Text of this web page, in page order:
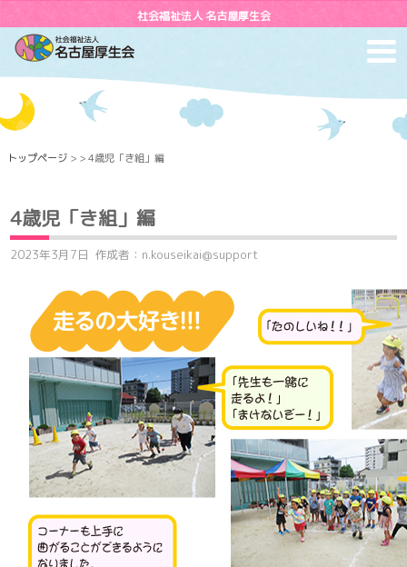
社会福祉法人 名古屋厚生会
トップページ > > 4歳児「き組」編
4歳児「き組」編
2023年3月7日 作成者：n.kouseikai@support